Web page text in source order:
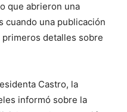
que abrieron una
cuando una publicación
detalles sobre
Castro, la
informó sobre la